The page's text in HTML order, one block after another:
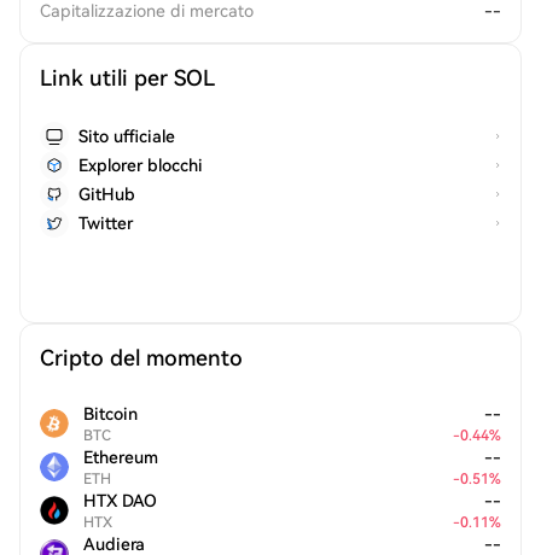
Capitalizzazione di mercato
--
Link utili per SOL
Sito ufficiale
Explorer blocchi
GitHub
Twitter
Cripto del momento
Bitcoin
BTC
--
-0.44%
Ethereum
ETH
--
-0.51%
HTX DAO
HTX
--
-0.11%
Audiera --